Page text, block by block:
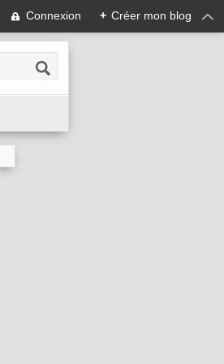
Connexion + Créer mon blog